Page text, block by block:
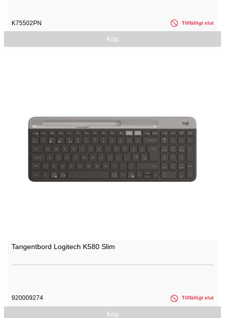
K75502PN Tillfälligt slut
Köp
Tangentbord Logitech K580 Slim
920009274 Tillfälligt slut
Köp